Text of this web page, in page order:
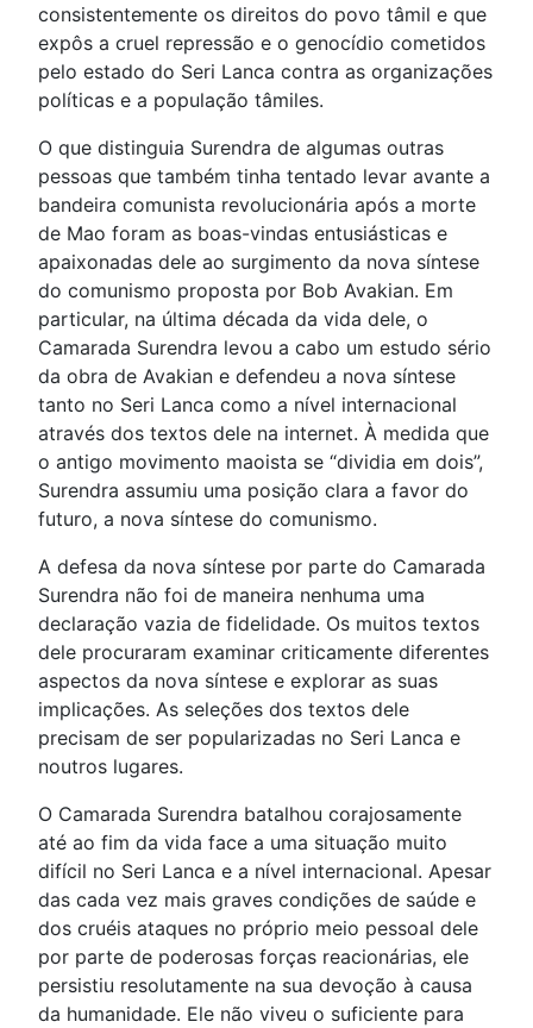
consistentemente os direitos do povo tâmil e que
expôs a cruel repressão e o genocídio cometidos
pelo estado do Seri Lanca contra as organizações
políticas e a população tâmiles.
O que distinguia Surendra de algumas outras
pessoas que também tinha tentado levar avante a
bandeira comunista revolucionária após a morte
de Mao foram as boas-vindas entusiásticas e
apaixonadas dele ao surgimento da nova síntese
do comunismo proposta por Bob Avakian. Em
particular, na última década da vida dele, o
Camarada Surendra levou a cabo um estudo sério
da obra de Avakian e defendeu a nova síntese
tanto no Seri Lanca como a nível internacional
através dos textos dele na internet. À medida que
o antigo movimento maoista se “dividia em dois”,
Surendra assumiu uma posição clara a favor do
futuro, a nova síntese do comunismo.
A defesa da nova síntese por parte do Camarada
Surendra não foi de maneira nenhuma uma
declaração vazia de fidelidade. Os muitos textos
dele procuraram examinar criticamente diferentes
aspectos da nova síntese e explorar as suas
implicações. As seleções dos textos dele
precisam de ser popularizadas no Seri Lanca e
noutros lugares.
O Camarada Surendra batalhou corajosamente
até ao fim da vida face a uma situação muito
difícil no Seri Lanca e a nível internacional. Apesar
das cada vez mais graves condições de saúde e
dos cruéis ataques no próprio meio pessoal dele
por parte de poderosas forças reacionárias, ele
persistiu resolutamente na sua devoção à causa
da humanidade. Ele não viveu o suficiente para